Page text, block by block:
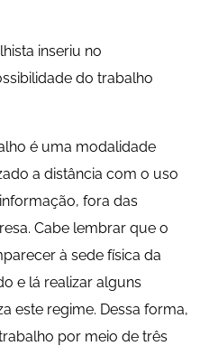
inseriu no
do trabalho
é uma modalidade
a distância com o uso
fora das
Cabe lembrar que o
à sede física da
e lá realizar alguns
este regime. Dessa forma,
por meio de três